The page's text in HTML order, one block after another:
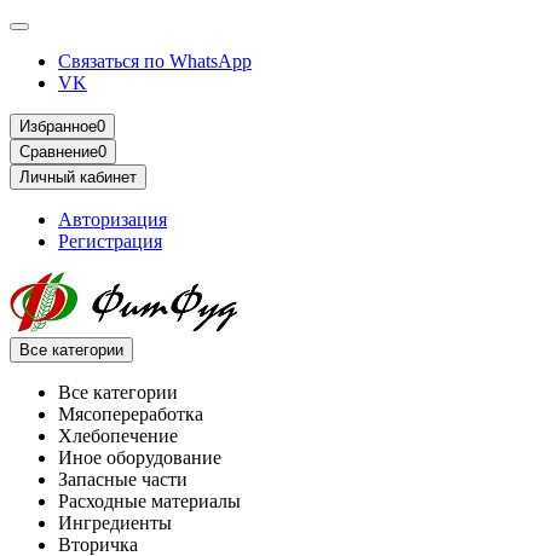
Связаться по WhatsApp
VK
Избранное0
Сравнение0
Личный кабинет
Авторизация
Регистрация
Все категории
Все категории
Мясопереработка
Хлебопечение
Иное оборудование
Запасные части
Расходные материалы
Ингредиенты
Вторичка